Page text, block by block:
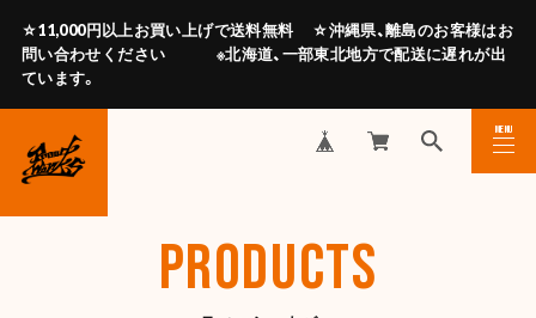
☆11,000円以上お買い上げで送料無料 ☆沖縄県、離島のお客様はお
問い合わせください ※北海道、一部東北地方で配送に遅れが出
ています。
MENU
CLOSE
PRODUCTS